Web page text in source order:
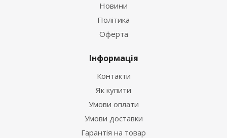
Новини
Політика
Оферта
Інформація
Контакти
Як купити
Умови оплати
Умови доставки
Гарантія на товар